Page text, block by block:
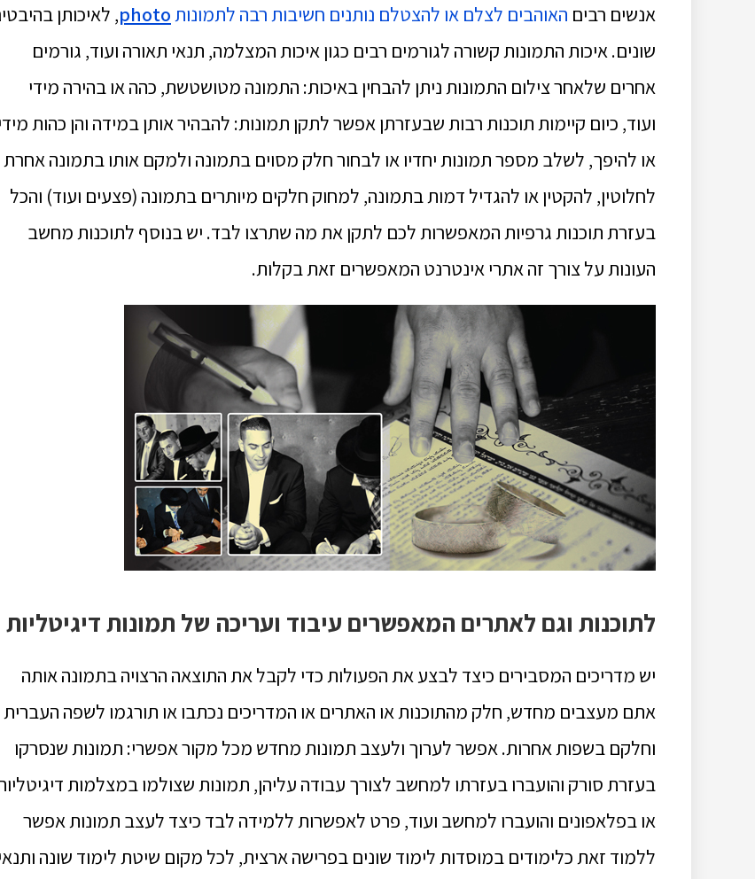
אנשים רבים האוהבים לצלם או להצטלם נותנים חשיבות רבה לתמונות photo, לאיכותן
שונים. איכות התמונות קשורה לגורמים רבים כגון איכות המצלמה, תנאי תאורה ועוד, גורמים
אחרים שלאחר צילום התמונות ניתן להבחין באיכות: התמונה מטושטשת, כהה או בהירה מידי
ועוד, כיום קיימות תוכנות רבות שבעזרתן אפשר לתקן תמונות: להבהיר אותן במידה והן כהות
או להיפך, לשלב מספר תמונות יחדיו או לבחור חלק מסוים בתמונה ולמקם אותו בתמונה אחרת
לחלוטין, להקטין או להגדיל דמות בתמונה, למחוק חלקים מיותרים בתמונה (פצעים ועוד) והכל
בעזרת תוכנות גרפיות המאפשרות לכם לתקן את מה שתרצו לבד. יש בנוסף לתוכנות מחשב
העונות על צורך זה אתרי אינטרנט המאפשרים זאת בקלות.
לתוכנות וגם לאתרים המאפשרים עיבוד ועריכה של תמונות דיגיטליות
יש מדריכים המסבירים כיצד לבצע את הפעולות כדי לקבל את התוצאה הרצויה בתמונה אותה
אתם מעצבים מחדש, חלק מהתוכנות או האתרים או המדריכים נכתבו או תורגמו לשפה העברית
וחלקם בשפות אחרות. אפשר לערוך ולעצב תמונות מחדש מכל מקור אפשרי: תמונות שנסרקו
בעזרת סורק והועברו בעזרתו למחשב לצורך עבודה עליהן, תמונות שצולמו במצלמות
או בפלאפונים והועברו למחשב ועוד, פרט לאפשרות ללמידה לבד כיצד לעצב תמונות אפשר
ללמוד זאת כלימודים במוסדות לימוד שונים בפרישה ארצית, לכל מקום שיטת לימוד שונה